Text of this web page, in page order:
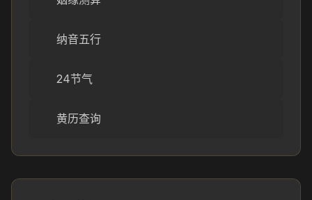
纳音五行
24节气
黄历查询